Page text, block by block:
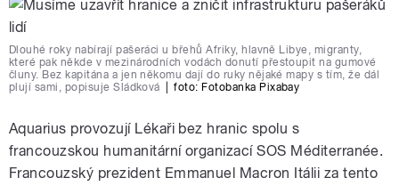
Dlouhé roky nabírají pašeráci u břehů Afriky, hlavně Libye, migranty,
které pak někde v mezinárodních vodách donutí přestoupit na gumové
čluny. Bez kapitána a jen někomu dají do ruky nějaké mapy s tím, že dál
plují sami, popisuje Sládková
foto: Fotobanka Pixabay
Aquarius provozují Lékaři bez hranic spolu s
francouzskou humanitární organizací SOS Méditerranée.
Francouzský prezident Emmanuel Macron Itálii za tento